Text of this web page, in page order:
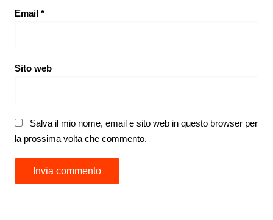
Email *
Sito web
Salva il mio nome, email e sito web in questo browser per
la prossima volta che commento.